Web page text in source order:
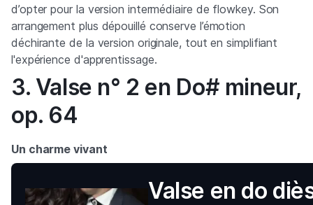
d’opter pour la version intermédiaire de flowkey. Son
arrangement plus dépouillé conserve l’émotion
déchirante de la version originale, tout en simplifiant
l'expérience d'apprentissage.
3. Valse n° 2 en Do# mineur,
op. 64
Un charme vivant
Valse en do